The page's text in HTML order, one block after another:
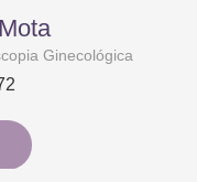
Ginecológica